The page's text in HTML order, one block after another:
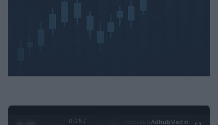
0:30 /
Ad hubMedia